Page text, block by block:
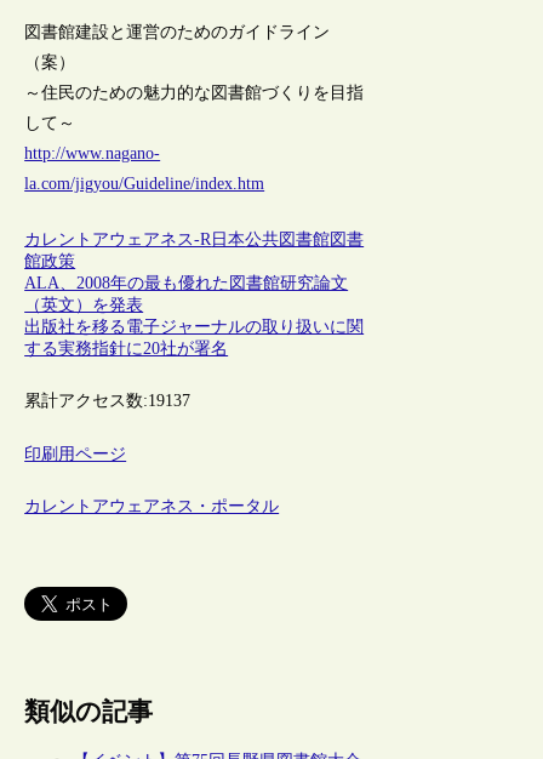
図書館建設と運営のためのガイドライン
（案）
～住民のための魅力的な図書館づくりを目指
して～
http://www.nagano-
la.com/jigyou/Guideline/index.htm
カレントアウェアネス-R日本公共図書館図書
館政策
ALA、2008年の最も優れた図書館研究論文
（英文）を発表
出版社を移る電子ジャーナルの取り扱いに関
する実務指針に20社が署名
累計アクセス数:19137
印刷用ページ
カレントアウェアネス・ポータル
類似の記事